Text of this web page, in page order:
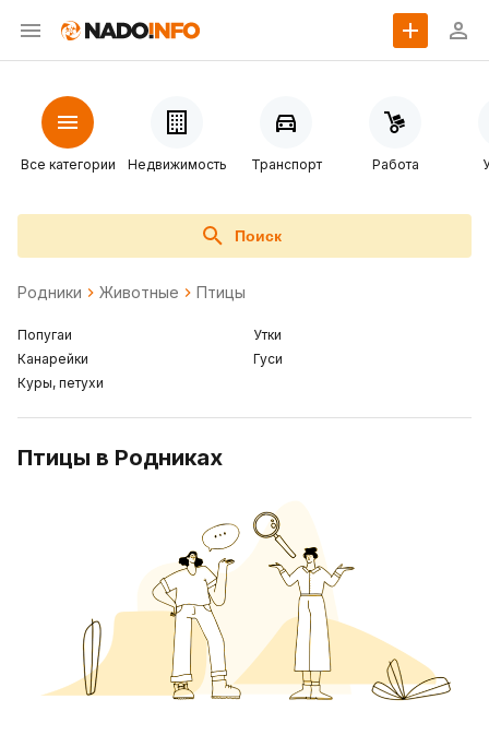
Все категории Недвижимость Транспорт Работа
Поиск
Родники Животные Птицы
Попугаи
Канарейки
Куры, петухи
Утки
Гуси
Птицы в Родниках